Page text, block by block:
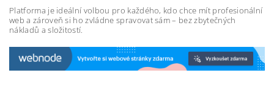
Platforma je ideální volbou pro každého, kdo chce mít profesionální
web a zároveň si ho zvládne spravovat sám – bez zbytečných
nákladů a složitostí.